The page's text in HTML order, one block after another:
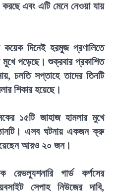
এবং এটি মেনে নেওয়া যায়
দিনেই হরমুজ প্রণালিতে
মুখে পড়েছে। শুক্রবার প্রকাশিত
চলতি সপ্তাহে তাদের তিনটি
শিকার হয়েছে।
১৫টি জাহাজ হামলার মুখে
এসব ঘটনায় একজন ক্রু
আরও ২০ জন।
রেভল্যুশনারি গার্ড কর্পসের
সেপাহ নিউজের দাবি,